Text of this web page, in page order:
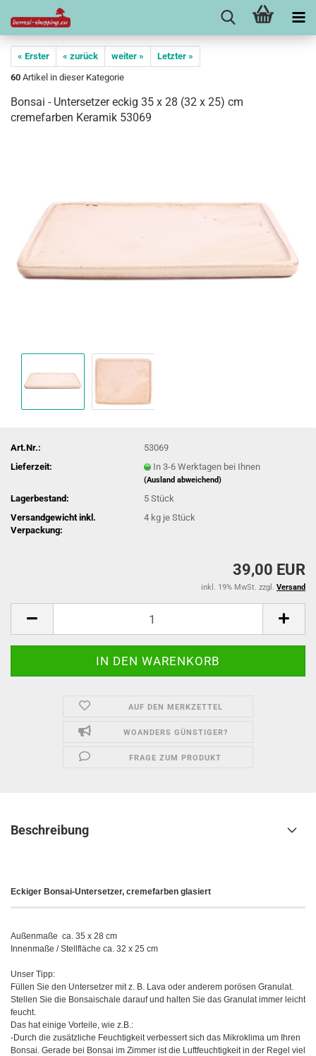
« Erster « zurück weiter »
Letzter »
60 Artikel in dieser Kategorie
Bonsai - Untersetzer eckig 35 x 28 (32 x 25) cm
cremefarben Keramik 53069
Art.Nr.:
53069
Lieferzeit:
In 3-6 Werktagen bei Ihnen
(Ausland abweichend)
Lagerbestand: 5Stück
Versandgewicht inkl.
Verpackung:
4 kg je Stück
39,00 EUR
inkl. 19% MwSt. zzgl. Versand
AUF DEN MERKZETTEL
WOANDERS GÜNSTIGER?
FRAGE ZUM PRODUKT
Beschreibung
Eckiger Bonsai-Untersetzer, cremefarben glasiert
Außenmaße ca. 35 x 28 cm
Innenmaße / Stellfläche ca. 32 x 25 cm
Unser Tipp:
Füllen Sie den Untersetzer mit z. B. Lava oder anderem porösen Granulat.
Stellen Sie die Bonsaischale darauf und halten Sie das Granulat immer leicht
feucht.
Das hat einige Vorteile, wie z.B.:
-Durch die zusätzliche Feuchtigkeit verbessert sich das Mikroklima um Ihren
Bonsai. Gerade bei Bonsai im Zimmer ist die Luftfeuchtigkeit in der Regel viel